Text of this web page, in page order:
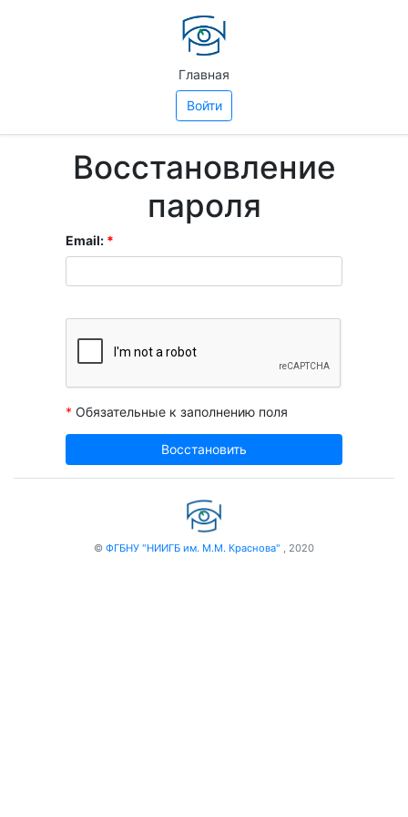
Главная
Войти
Восстановление
пароля
Email: *
* Обязательные к заполнению поля
Восстановить
© ФГБНУ "НИИГБ им. М.М. Краснова" , 2020